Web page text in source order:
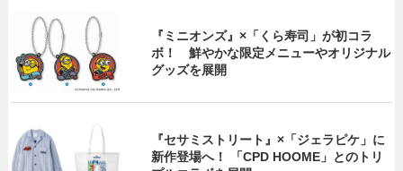
『ミニオンズ』×「くら寿司」が初コラ
ボ！ 鮮やかな限定メニューやオリジナル
グッズを展開
『セサミストリート』×「ジェラピケ」に
新作登場へ！ 「CPD HOOME」とのトリ